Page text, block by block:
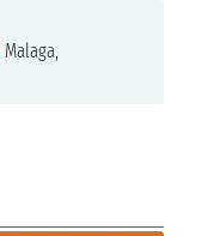
Malaga,